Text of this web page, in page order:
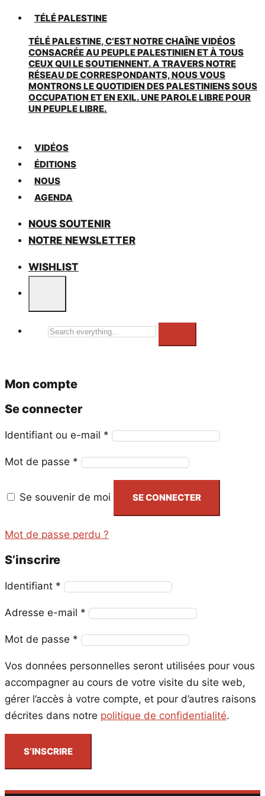
TÉLÉ PALESTINE
TÉLÉ PALESTINE, C’EST NOTRE CHAÎNE VIDÉOS
CONSACRÉE AU PEUPLE PALESTINIEN ET À TOUS
CEUX QUI LE SOUTIENNENT. A TRAVERS NOTRE
RÉSEAU DE CORRESPONDANTS, NOUS VOUS
MONTRONS LE QUOTIDIEN DES PALESTINIENS SOUS
OCCUPATION ET EN EXIL. UNE PAROLE LIBRE POUR
UN PEUPLE LIBRE.
VIDÉOS
ÉDITIONS
NOUS
AGENDA
NOUS SOUTENIR
NOTRE NEWSLETTER
WISHLIST
Search
Mon compte
Se connecter
Identifiant ou e-mail * Obligatoire
Mot de passe * Obligatoire
Se souvenir de moi SE CONNECTER
Mot de passe perdu ?
S’inscrire
Identifiant * Obligatoire
Adresse e-mail * Obligatoire
Mot de passe * Obligatoire
Vos données personnelles seront utilisées pour vous
accompagner au cours de votre visite du site web,
gérer l’accès à votre compte, et pour d’autres raisons
décrites dans notre politique de confidentialité.
S’INSCRIRE